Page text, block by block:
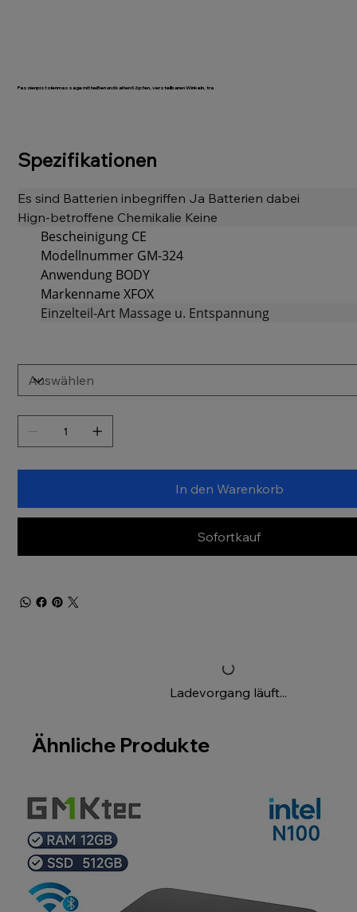
Faszienpistolenmassage mit heißen und kalten Köpfen, verstellbaren Winkeln, tra
Spezifikationen
Es sind Batterien inbegriffen Ja Batterien dabei
Hign-betroffene Chemikalie Keine
Bescheinigung CE
Modellnummer GM-324
Anwendung BODY
MarkennameXFOX
Einzelteil-Art Massage u. Entspannung
In den Warenkorb
Sofortkauf
Ladevorgang läuft...
Ähnliche Produkte